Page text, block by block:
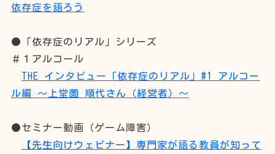
依存症を語ろう
●「依存症のリアル」シリーズ
＃１アルコール
THE インタビュー「依存症のリアル」#1 アルコー
ル編 ～上堂薗 順代さん（経営者）～
●セミナー動画（ゲーム障害）
【先生向けウェビナー】専門家が語る教員が知って